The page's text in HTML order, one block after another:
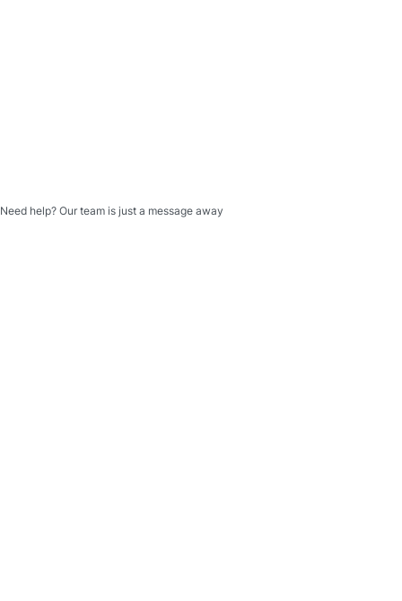
Need help? Our team is just a message away